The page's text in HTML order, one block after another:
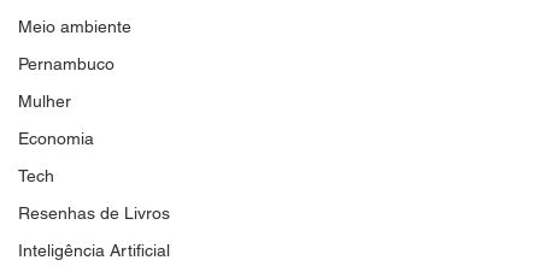
Meio ambiente
Pernambuco
Mulher
Economia
Tech
Resenhas de Livros
Inteligência Artificial